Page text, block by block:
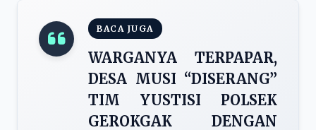
BACA JUGA
WARGANYA TERPAPAR,
DESA MUSI “DISERANG”
TIM YUSTISI POLSEK
GEROKGAK DENGAN